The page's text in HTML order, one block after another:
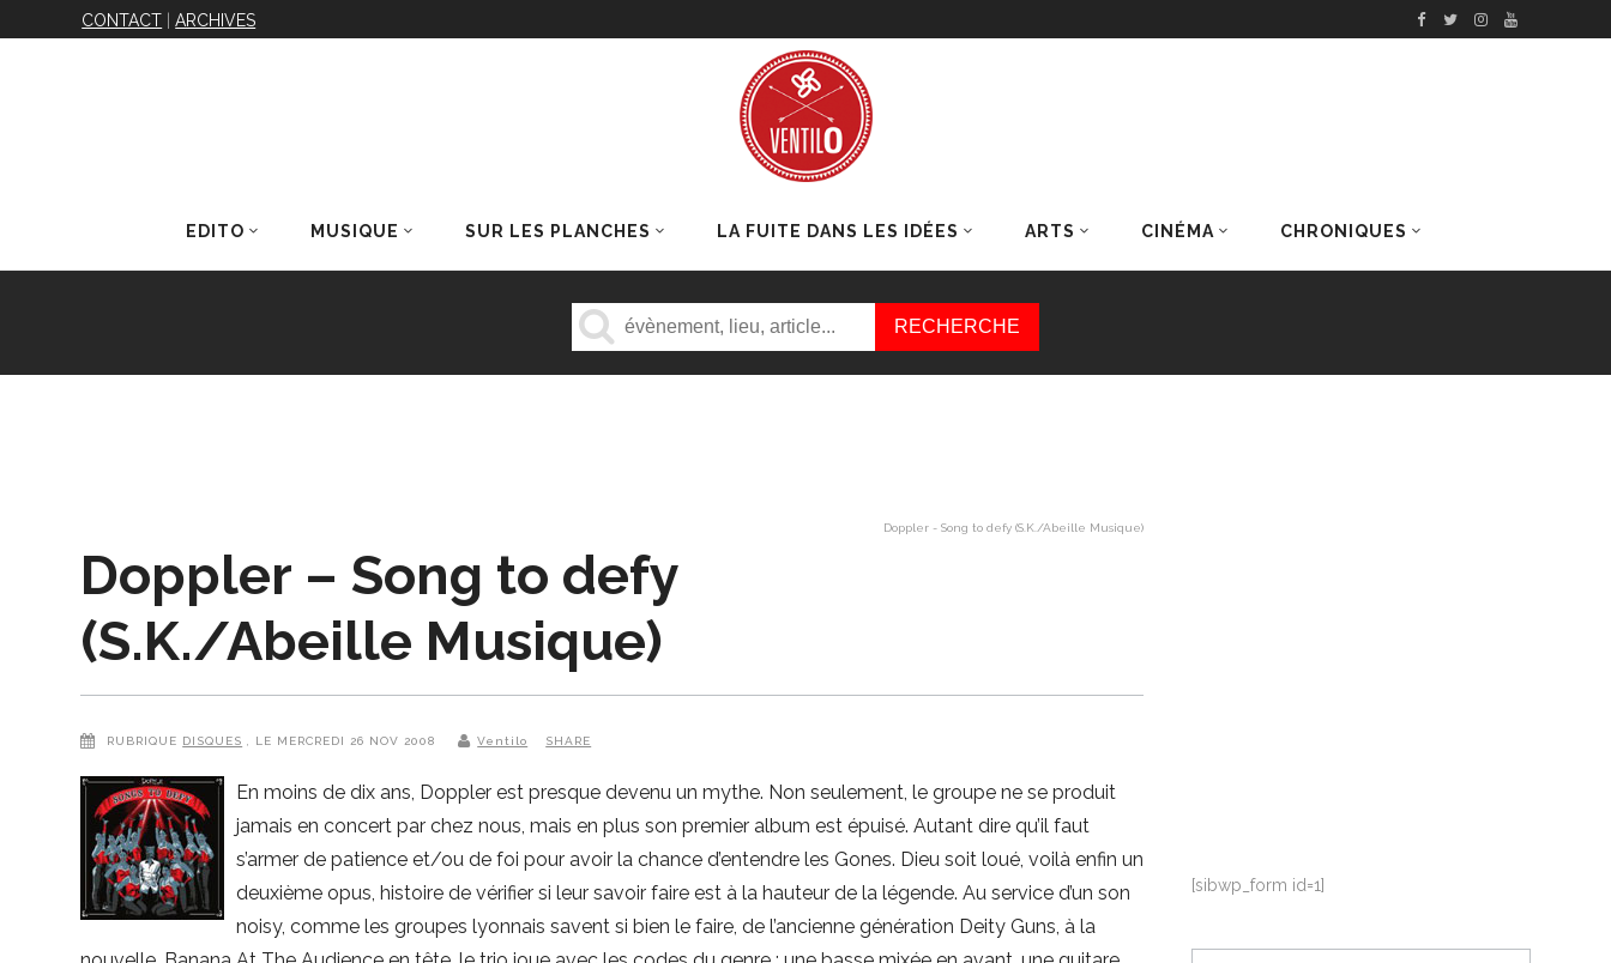
CONTACT |ARCHIVES
EDITO MUSIQUE SUR LES PLANCHES LA FUITE DANS LES IDÉES ARTS CINÉMA CHRONIQUES
DERNIERS ARTICLES
Doppler - Song to defy (S.K./Abeille Musique)
Doppler – Song to defy
(S.K./Abeille Musique)
RUBRIQUE DISQUES , LE MERCREDI 26 NOV 2008 Ventilo SHARE
En moins de dix ans, Doppler est presque devenu un mythe. Non seulement, le groupe ne se produit
jamais en concert par chez nous, mais en plus son premier album est épuisé. Autant dire qu’il faut
s’armer de patience et/ou de foi pour avoir la chance d’entendre les Gones. Dieu soit loué, voilà enfin un
deuxième opus, histoire de vérifier si leur savoir faire est à la hauteur de la légende. Au service d’un son
noisy, comme les groupes lyonnais savent si bien le faire, de l’ancienne génération Deity Guns, à la
[sibwp_form id=1]